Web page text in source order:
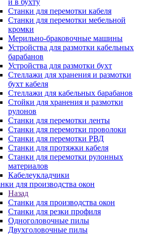
и в бухту
Станки для перемотки кабеля
Станки для перемотки мебельной
кромки
Мерильно-браковочные машины
Устройства для размотки кабельных
барабанов
Устройства для размотки бухт
Стеллажи для хранения и размотки
бухт кабеля
Стеллажи для кабельных барабанов
Стойки для хранения и размотки
рулонов
Станки для перемотки ленты
Станки для перемотки проволоки
Станки для перемотки РВД
Станки для протяжки кабеля
Станки для перемотки рулонных
материалов
Кабелеукладчики
для производства окон
Назад
Станки для производства окон
Станки для резки профиля
Одноголовочные пилы
Двухголовочные пилы